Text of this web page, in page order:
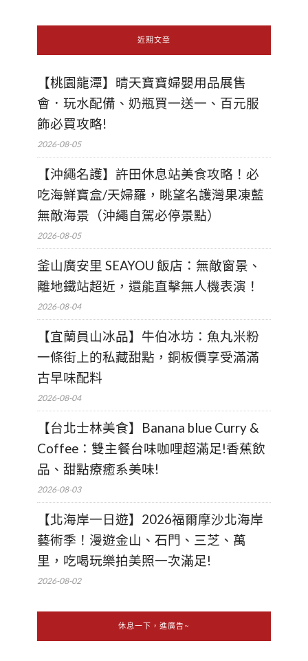
近期文章
【桃園龍潭】晴天寶寶婦嬰用品展售
會．玩水配備、奶瓶買一送一、百元服
飾必買攻略!
2026-08-05
【沖繩名護】許田休息站美食攻略！必
吃海鮮寶盒/天婦羅，眺望名護灣果凍藍
無敵海景（沖繩自駕必停景點）
2026-08-05
釜山廣安里 SEAYOU 飯店：無敵窗景、
離地鐵站超近，還能直擊無人機表演！
2026-08-04
【宜蘭員山冰品】牛伯冰坊：魚丸米粉
一條街上的私藏甜點，銅板價享受滿滿
古早味配料
2026-08-04
【台北士林美食】Banana blue Curry &
Coffee：雙主餐台味咖哩超滿足!香蕉飲
品、甜點療癒系美味!
2026-08-03
【北海岸一日遊】2026福爾摩沙北海岸
藝術季！漫遊金山、石門、三芝、萬
里，吃喝玩樂拍美照一次滿足!
2026-08-02
休息一下，進廣告~